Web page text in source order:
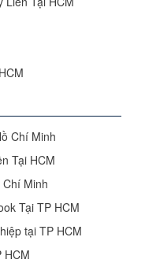
Chí Minh
Tại HCM
Minh
Tại TP HCM
tại TP HCM
HCM